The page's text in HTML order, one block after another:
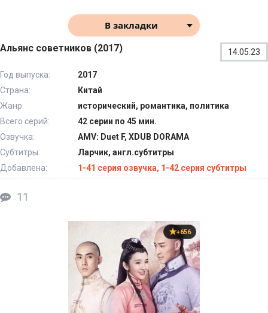
В закладки
Альянс советников (2017) 14.05.23
Год выпуска:
2017
Страна:
Китай
Жанр:
исторический, романтика, политика
Всего серий:
42 серии по 45 мин.
Озвучка:
AMV: Duet F, XDUB DORAMA
Субтитры:
Ларчик, англ.субтитры
Добавлена:
1-41 серия озвучка, 1-42 серия субтитры
11
+656